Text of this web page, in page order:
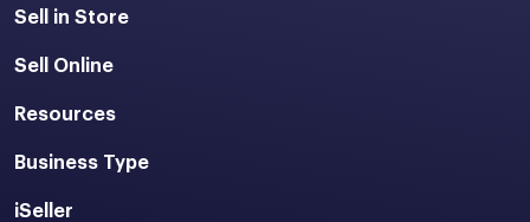
Sell in Store
Sell Online
Resources
Business Type
iSeller